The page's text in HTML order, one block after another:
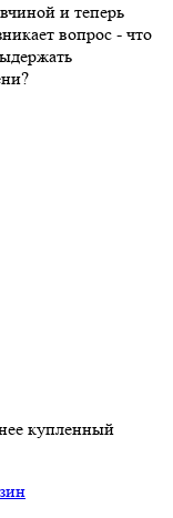
и теперь
вопрос - что
купленный